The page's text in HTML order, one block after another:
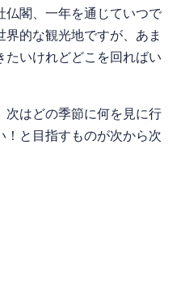
仏閣、一年を通じていつで
界的な観光地ですが、あま
たいけれどどこを回ればい
はどの季節に何を見に行
！と目指すものが次から次